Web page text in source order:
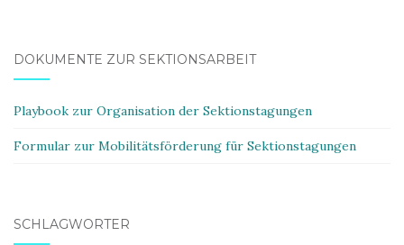
DOKUMENTE ZUR SEKTIONSARBEIT
Playbook zur Organisation der Sektionstagungen
Formular zur Mobilitätsförderung für Sektionstagungen
SCHLAGWÖRTER